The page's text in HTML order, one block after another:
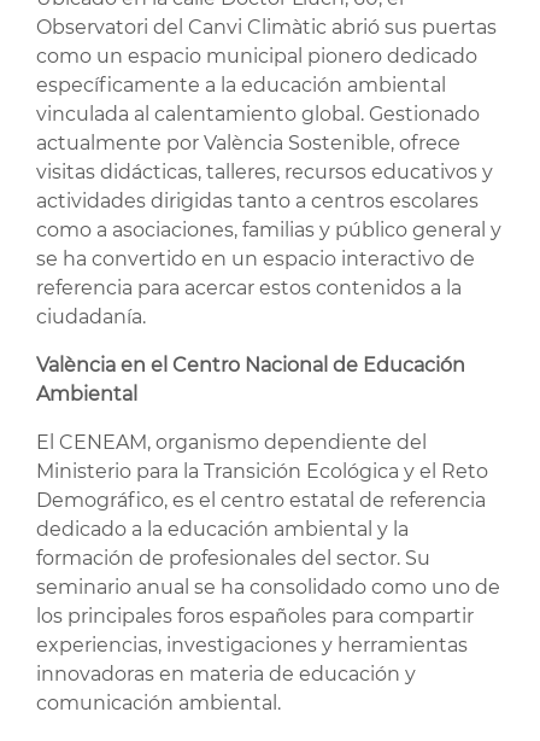
Observatori del Canvi Climàtic abrió sus puertas
como un espacio municipal pionero dedicado
específicamente a la educación ambiental
vinculada al calentamiento global. Gestionado
actualmente por València Sostenible, ofrece
visitas didácticas, talleres, recursos educativos y
actividades dirigidas tanto a centros escolares
como a asociaciones, familias y público general y
se ha convertido en un espacio interactivo de
referencia para acercar estos contenidos a la
ciudadanía.
València en el Centro Nacional de Educación
Ambiental
El CENEAM, organismo dependiente del
Ministerio para la Transición Ecológica y el Reto
Demográfico, es el centro estatal de referencia
dedicado a la educación ambiental y la
formación de profesionales del sector. Su
seminario anual se ha consolidado como uno de
los principales foros españoles para compartir
experiencias, investigaciones y herramientas
innovadoras en materia de educación y
comunicación ambiental.